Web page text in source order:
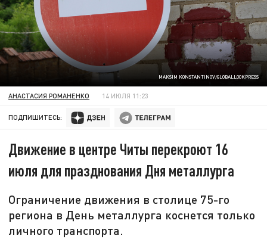
MAKSIM KONSTANTINOV/GLOBALLOOKPRESS
АНАСТАСИЯ РОМАНЕНКО 14 ИЮЛЯ 11:23
ПОДПИШИТЕСЬ:
Движение в центре Читы перекроют 16
июля для празднования Дня металлурга
Ограничение движения в столице 75-го
региона в День металлурга коснется только
личного транспорта.